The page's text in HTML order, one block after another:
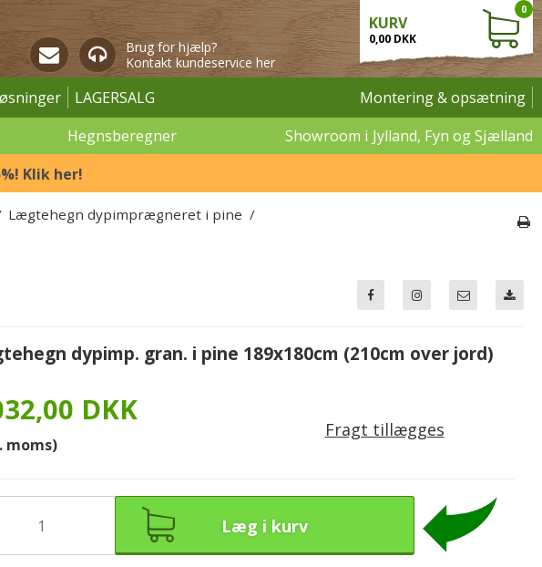
Brug for hjælp?
Kontakt kundeservice her
KURV
0,00 DKK
0
LAGERSALG
Montering & opsætning
Hegnsberegner
Showroom i Jylland, Fyn og Sjælland
Klik her!
Lægtehegn dypimprægneret i pine /
dypimp. gran. i pine 189x180cm (210cm over jord)
DKK
moms)
Fragt tillægges
Læg i kurv